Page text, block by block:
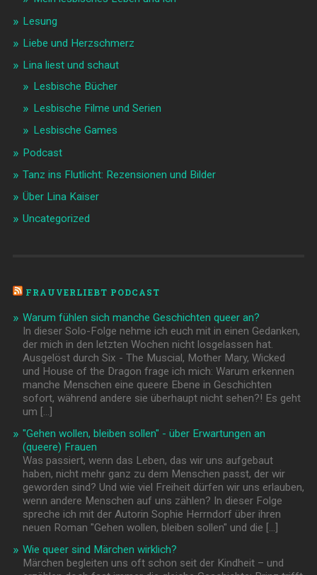
Lesung
Liebe und Herzschmerz
Lina liest und schaut
Lesbische Bücher
Lesbische Filme und Serien
Lesbische Games
Podcast
Tanz ins Flutlicht: Rezensionen und Bilder
Über Lina Kaiser
Uncategorized
FRAUVERLIEBT PODCAST
Warum fühlen sich manche Geschichten queer an?
In dieser Solo-Folge nehme ich euch mit in einen Gedanken,
der mich in den letzten Wochen nicht losgelassen hat.
Ausgelöst durch Six - The Muscial, Mother Mary, Wicked
und House of the Dragon frage ich mich: Warum erkennen
manche Menschen eine queere Ebene in Geschichten
sofort, während andere sie überhaupt nicht sehen?! Es geht
um […]
"Gehen wollen, bleiben sollen" - über Erwartungen an
(queere) Frauen
Was passiert, wenn das Leben, das wir uns aufgebaut
haben, nicht mehr ganz zu dem Menschen passt, der wir
geworden sind? Und wie viel Freiheit dürfen wir uns erlauben,
wenn andere Menschen auf uns zählen? In dieser Folge
spreche ich mit der Autorin Sophie Herrndorf über ihren
neuen Roman "Gehen wollen, bleiben sollen" und die […]
Wie queer sind Märchen wirklich?
Märchen begleiten uns oft schon seit der Kindheit – und